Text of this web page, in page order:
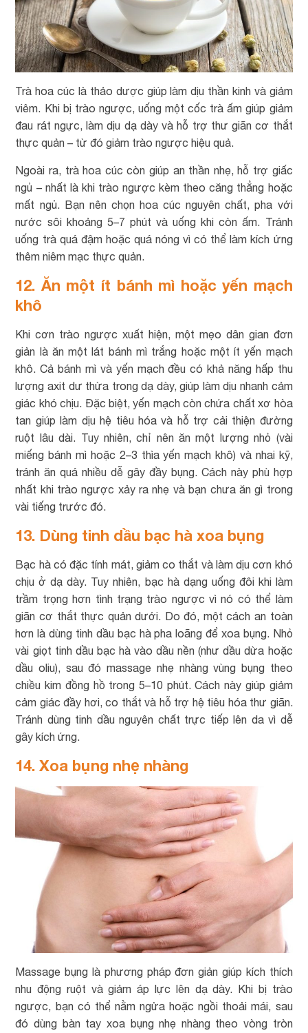
Trà hoa cúc là thảo dược giúp làm dịu thần kinh và giảm
viêm. Khi bị trào ngược, uống một cốc trà ấm giúp giảm
đau rát ngực, làm dịu dạ dày và hỗ trợ thư giãn cơ thắt
thực quản – từ đó giảm trào ngược hiệu quả.
Ngoài ra, trà hoa cúc còn giúp an thần nhẹ, hỗ trợ giấc
ngủ – nhất là khi trào ngược kèm theo căng thẳng hoặc
mất ngủ. Bạn nên chọn hoa cúc nguyên chất, pha với
nước sôi khoảng 5–7 phút và uống khi còn ấm. Tránh
uống trà quá đậm hoặc quá nóng vì có thể làm kích ứng
thêm niêm mạc thực quản.
12. Ăn một ít bánh mì hoặc yến mạch
khô
Khi cơn trào ngược xuất hiện, một mẹo dân gian đơn
giản là ăn một lát bánh mì trắng hoặc một ít yến mạch
khô. Cả bánh mì và yến mạch đều có khả năng hấp thu
lượng axit dư thừa trong dạ dày, giúp làm dịu nhanh cảm
giác khó chịu. Đặc biệt, yến mạch còn chứa chất xơ hòa
tan giúp làm dịu hệ tiêu hóa và hỗ trợ cải thiện đường
ruột lâu dài. Tuy nhiên, chỉ nên ăn một lượng nhỏ (vài
miếng bánh mì hoặc 2–3 thìa yến mạch khô) và nhai kỹ,
tránh ăn quá nhiều dễ gây đầy bụng. Cách này phù hợp
nhất khi trào ngược xảy ra nhẹ và bạn chưa ăn gì trong
vài tiếng trước đó.
13. Dùng tinh dầu bạc hà xoa bụng
Bạc hà có đặc tính mát, giảm co thắt và làm dịu cơn khó
chịu ở dạ dày. Tuy nhiên, bạc hà dạng uống đôi khi làm
trầm trọng hơn tình trạng trào ngược vì nó có thể làm
giãn cơ thắt thực quản dưới. Do đó, một cách an toàn
hơn là dùng tinh dầu bạc hà pha loãng để xoa bụng. Nhỏ
vài giọt tinh dầu bạc hà vào dầu nền (như dầu dừa hoặc
dầu oliu), sau đó massage nhẹ nhàng vùng bụng theo
chiều kim đồng hồ trong 5–10 phút. Cách này giúp giảm
cảm giác đầy hơi, co thắt và hỗ trợ hệ tiêu hóa thư giãn.
Tránh dùng tinh dầu nguyên chất trực tiếp lên da vì dễ
gây kích ứng.
14. Xoa bụng nhẹ nhàng
Massage bụng là phương pháp đơn giản giúp kích thích
nhu động ruột và giảm áp lực lên dạ dày. Khi bị trào
ngược, bạn có thể nằm ngửa hoặc ngồi thoải mái, sau
đó dùng bàn tay xoa bụng nhẹ nhàng theo vòng tròn